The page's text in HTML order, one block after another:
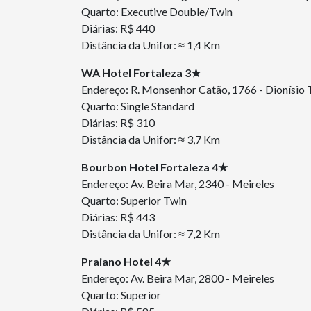
Quarto: Executive Double/Twin
Diárias: R$ 440
Distância da Unifor: ≈ 1,4 Km
WA Hotel Fortaleza 3★
Endereço: R. Monsenhor Catão, 1766 - Dionísio
Quarto: Single Standard
Diárias: R$ 310
Distância da Unifor: ≈ 3,7 Km
Bourbon Hotel Fortaleza 4★
Endereço: Av. Beira Mar, 2340 - Meireles
Quarto: Superior Twin
Diárias: R$ 443
Distância da Unifor: ≈ 7,2 Km
Praiano Hotel 4★
Endereço: Av. Beira Mar, 2800 - Meireles
Quarto: Superior